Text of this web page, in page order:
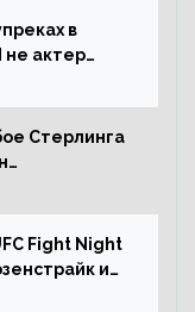
в
не актер
Стерлинга
Fight Night
и